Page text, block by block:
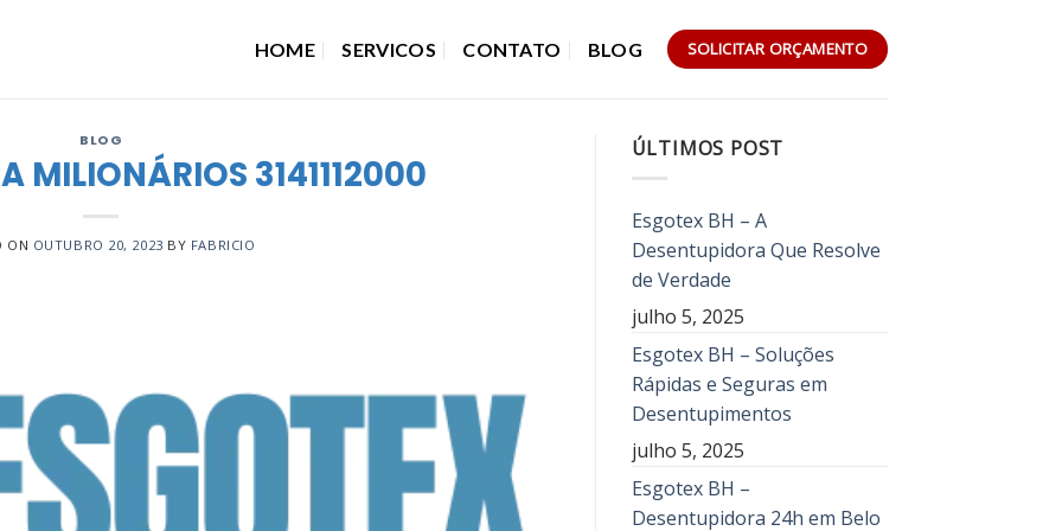
HOME SERVICOS CONTATO BLOG SOLICITAR ORÇAMENTO
BLOG
MILIONÁRIOS 3141112000
ON OUTUBRO 20, 2023 BY FABRICIO
ÚLTIMOS POST
Esgotex BH – A
Desentupidora Que Resolve
de Verdade
julho 5, 2025
Esgotex BH – Soluções
Rápidas e Seguras em
Desentupimentos
julho 5, 2025
Esgotex BH –
Desentupidora 24h em Belo